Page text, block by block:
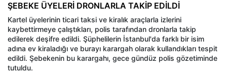
ŞEBEKE ÜYELERİ DRONLARLA TAKİP EDİLDİ
Kartel üyelerinin ticari taksi ve kiralık araçlarla izlerini
kaybettirmeye çalıştıkları, polis tarafından dronlarla takip
edilerek deşifre edildi. Şüphelilerin İstanbul'da farklı bir isim
adına ev kiraladığı ve burayı karargah olarak kullandıkları tespit
edildi. Şebekenin bu karargahı, gece gündüz polis gözetiminde
tutuldu.